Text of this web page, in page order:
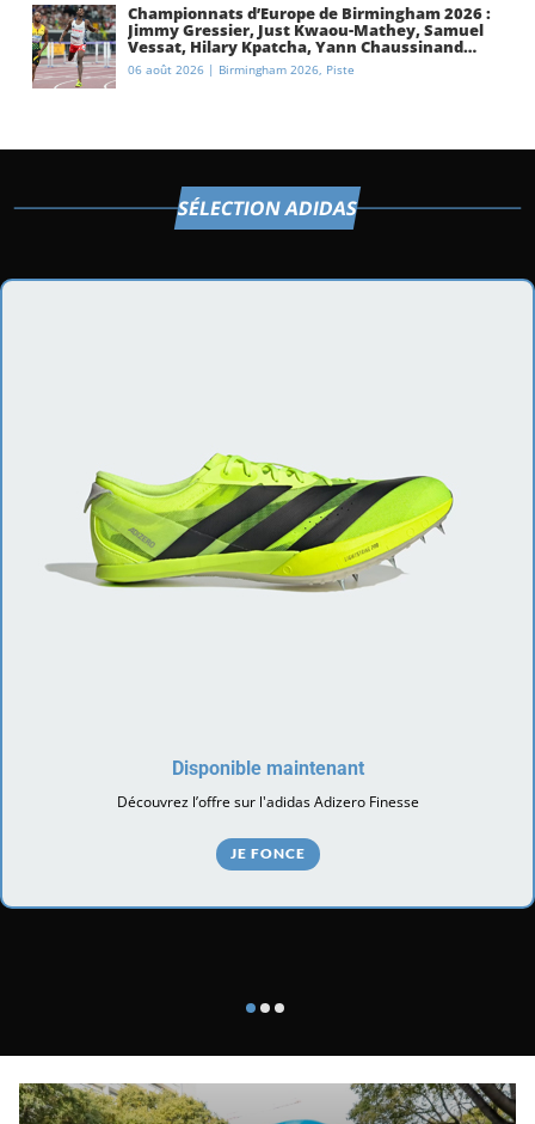
Championnats d’Europe de Birmingham 2026 :
Jimmy Gressier, Just Kwaou-Mathey, Samuel
Vessat, Hilary Kpatcha, Yann Chaussinand…
Présentation de l’équipe de France
d’athlétisme
06 août 2026 | Birmingham 2026 Piste
SÉLECTION ADIDAS
Disponible maintenant
Découvrez l’offre sur l'adidas Adizero Finesse
JE FONCE